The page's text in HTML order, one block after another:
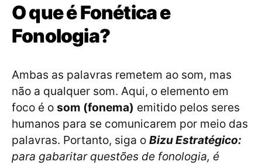
O que é Fonética e
Fonologia?
Ambas as palavras remetem ao som, mas
não a qualquer som. Aqui, o elemento em
foco é o som (fonema) emitido pelos seres
humanos para se comunicarem por meio das
palavras. Portanto, siga o Bizu Estratégico:
para gabaritar questões de fonologia, é